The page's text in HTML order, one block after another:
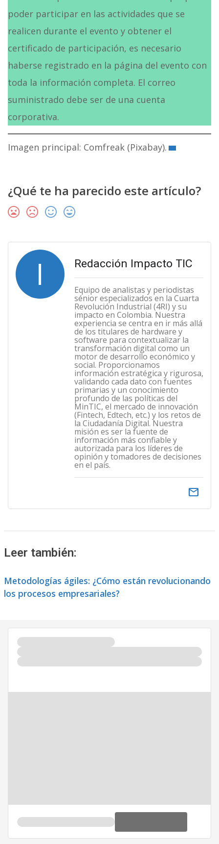
poder participar en las actividades que se
realicen durante el evento y obtener el
certificado de participación, es necesario
haberse registrado en la página del evento con
toda la información completa. El correo
suministrado debe ser de una cuenta
corporativa.
Imagen principal: Comfreak (Pixabay).
¿Qué te ha parecido este artículo?
I Redacción Impacto TIC
Equipo de analistas y periodistas
sénior especializados en la Cuarta
Revolución Industrial (4RI) y su
impacto en Colombia. Nuestra
experiencia se centra en ir más allá
de los titulares de hardware y
software para contextualizar la
transformación digital como un
motor de desarrollo económico y
social. Proporcionamos
información estratégica y rigurosa,
validando cada dato con fuentes
primarias y un conocimiento
profundo de las políticas del
MinTIC, el mercado de innovación
(Fintech, Edtech, etc.) y los retos de
la Ciudadanía Digital. Nuestra
misión es ser la fuente de
información más confiable y
autorizada para los líderes de
opinión y tomadores de decisiones
en el país.
email
Leer también:
Metodologías ágiles: ¿Cómo están revolucionando
los procesos empresariales?